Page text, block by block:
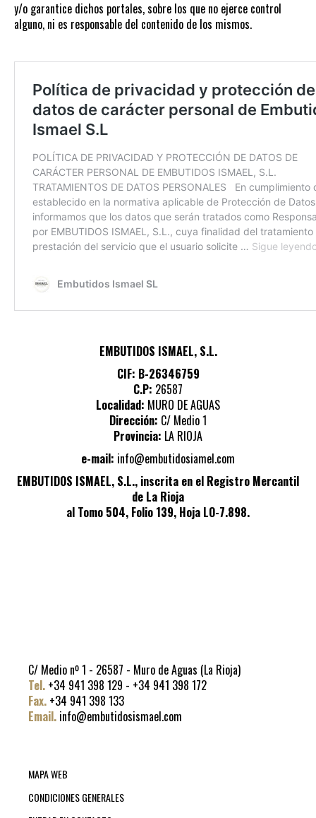
y/o garantice dichos portales, sobre los que no ejerce control
alguno, ni es responsable del contenido de los mismos.
EMBUTIDOS ISMAEL, S.L.
CIF: B-26346759
C.P: 26587
Localidad: MURO DE AGUAS
Dirección: C/ Medio 1
Provincia: LA RIOJA
e-mail: info@embutidosiamel.com
EMBUTIDOS ISMAEL, S.L., inscrita en el Registro Mercantil
de La Rioja
al Tomo 504, Folio 139, Hoja LO-7.898.
C/ Medio nº 1 - 26587 - Muro de Aguas (La Rioja)
Tel. +34 941 398 129 - +34 941 398 172
Fax. +34 941 398 133
Email. info@embutidosismael.com
MAPA WEB
CONDICIONES GENERALES